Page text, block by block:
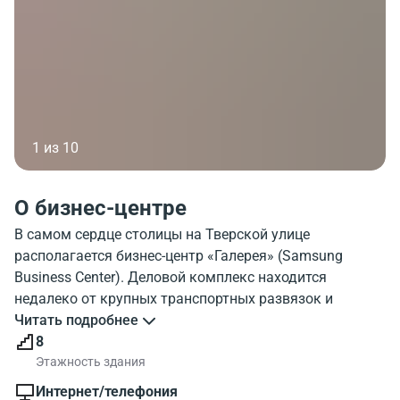
1 из 10
О бизнес-центре
В самом сердце столицы на Тверской улице
располагается бизнес-центр «Галерея» (Samsung
Business Center). Деловой комплекс находится
недалеко от крупных транспортных развязок и
станций метро. Расстояние до Садового кольца
составляет 2 километра, до Третьего транспортного
кольца – 6 километров, до Московской кольцевой
автодороги – 15 километров. При отсутствии
Читать подробнее
8
Этажность здания
Интернет/телефония